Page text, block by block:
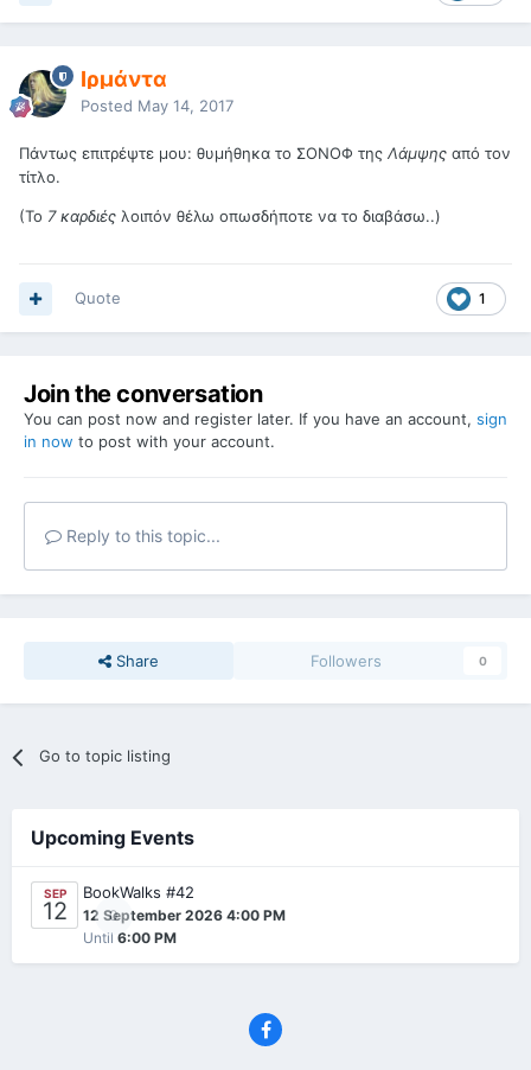
Ιρμάντα
Posted May 14, 2017
Πάντως επιτρέψτε μου: θυμήθηκα το ΣΟΝΟΦ της Λάμψης από τον
τίτλο.
(Το 7 καρδιές λοιπόν θέλω οπωσδήποτε να το διαβάσω..)
1
Quote
Join the conversation
You can post now and register later. If you have an account, sign
in now to post with your account.
Reply to this topic...
Share Followers 0
Go to topic listing
Upcoming Events
SEP
12 0
BookWalks #42
12 September 2026 4:00 PM
Until 6:00 PM